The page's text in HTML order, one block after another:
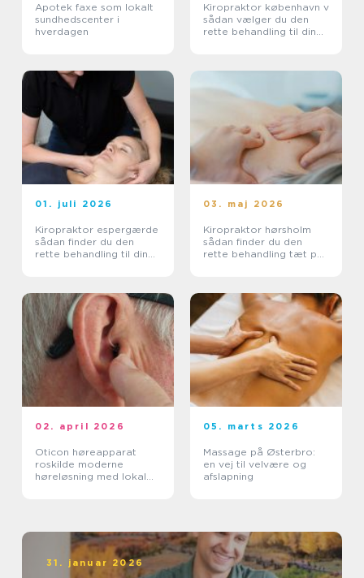
Apotek faxe som lokalt
sundhedscenter i
hverdagen
Kiropraktor københavn v
sådan vælger du den
rette behandling til dine
01. juli 2026
Kiropraktor espergærde
sådan finder du den
rette behandling til dine
03. maj 2026
Kiropraktor hørsholm
sådan finder du den
rette behandling tæt på
02. april 2026
Oticon høreapparat
roskilde moderne
høreløsning med lokal
05. marts 2026
Massage på Østerbro:
en vej til velvære og
afslapning
31. januar 2026